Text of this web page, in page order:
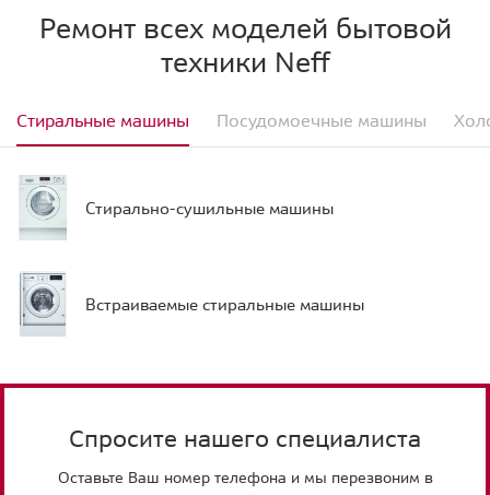
Ремонт всех моделей бытовой
техники Neff
Стиральные машины Посудомоечные машины
Стирально-сушильные машины
Встраиваемые стиральные машины
Спросите нашего специалиста
Оставьте Ваш номер телефона и мы перезвоним в